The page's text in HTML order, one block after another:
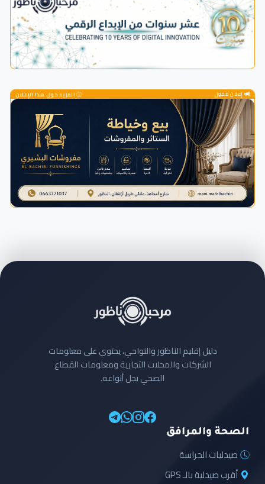
إعلان ممول المزيد حول هذا الإعلان
دليل إقليم الناظور والنواحي، يحتوي على معلومات
الشركات والمحلات التجارية ومعلومات القطاع
الصحي بجل أنواعه.
الصحة والمرافق
صيدليات الحراسة
أقرب صيدلية بالـ GPS